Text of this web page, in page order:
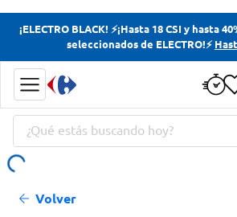
¡ELECTRO BLACK! ⚡¡Hasta 18 CSI y hasta
seleccionados de ELECTRO!⚡
¿Qué estás buscando hoy?
Volver
Yerba
Términos más buscados
Cerveza
Doves
Papas Fritas